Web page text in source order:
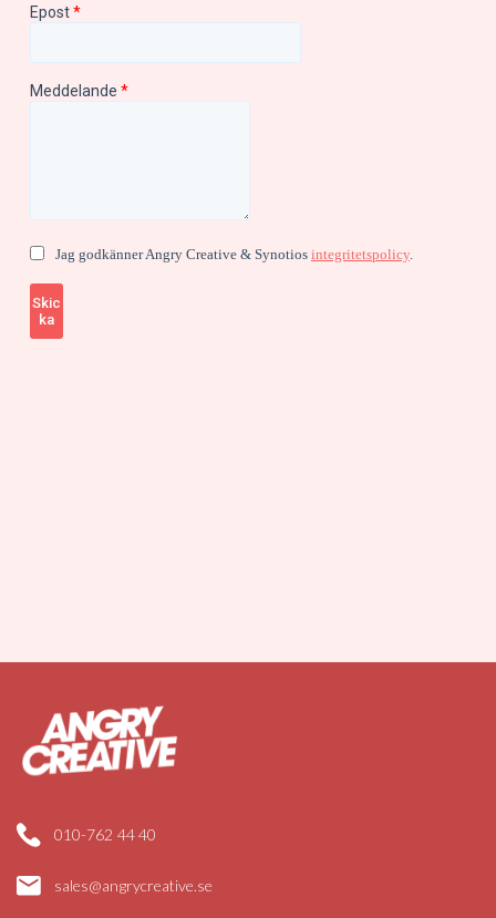
010-762 44 40
sales@angrycreative.se